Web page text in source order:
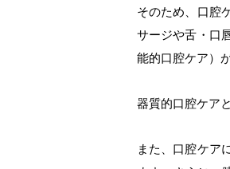
そのため、口腔
サージや舌・口
能的口腔ケア）
器質的口腔ケア
また、口腔ケア